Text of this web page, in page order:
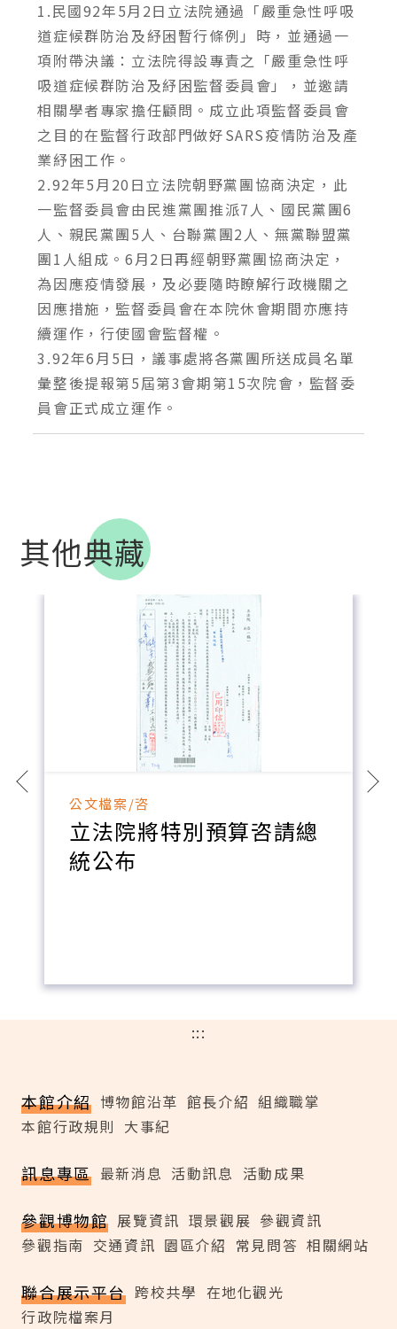
1.民國92年5月2日立法院通過「嚴重急性呼吸
道症候群防治及紓困暫行條例」時，並通過一
項附帶決議：立法院得設專責之「嚴重急性呼
吸道症候群防治及紓困監督委員會」，並邀請
相關學者專家擔任顧問。成立此項監督委員會
之目的在監督行政部門做好SARS疫情防治及產
業紓困工作。
2.92年5月20日立法院朝野黨團協商決定，此
一監督委員會由民進黨團推派7人、國民黨團6
人、親民黨團5人、台聯黨團2人、無黨聯盟黨
團1人組成。6月2日再經朝野黨團協商決定，
為因應疫情發展，及必要隨時瞭解行政機關之
因應措施，監督委員會在本院休會期間亦應持
續運作，行使國會監督權。
3.92年6月5日，議事處將各黨團所送成員名單
彙整後提報第5屆第3會期第15次院會，監督委
員會正式成立運作。
其他典藏
公文檔案/咨
立法院將特別預算咨請總
統公布
:::
本館介紹 博物館沿革 館長介紹 組織職掌
本館行政規則 大事紀
訊息專區 最新消息 活動訊息 活動成果
參觀博物館 展覽資訊 環景觀展 參觀資訊
參觀指南 交通資訊 園區介紹 常見問答 相關網站
聯合展示平台 跨校共學 在地化觀光
行政院檔案月